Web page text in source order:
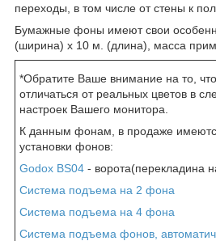
переходы, в том числе от стены к
Бумажные фоны имеют свои
(ширина) х 10 м. (длина), масса
*Обратите Ваше внимание на то,
отличаться от реальных цветов в
настроек Вашего монитора.
К данным фонам, в продаже
установки фонов:
Godox BS04 - ворота(перекладина
Система подъема на 2 фона
Система подъема на 4 фона
Система подъема фонов,